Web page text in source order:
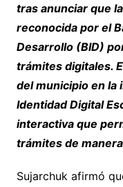
tras anunciar que
reconocida por el
Desarrollo (BID)
trámites digitales.
del municipio en la
Identidad Digital
interactiva que
trámites de
Sujarchuk afirmó